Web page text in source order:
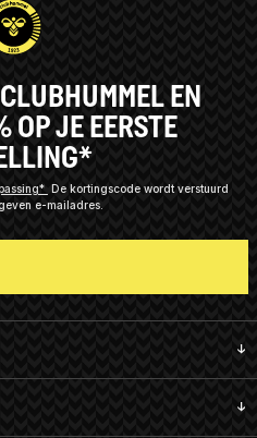
EN
OP JE EERSTE
De kortingscode wordt verstuurd
e-mailadres.